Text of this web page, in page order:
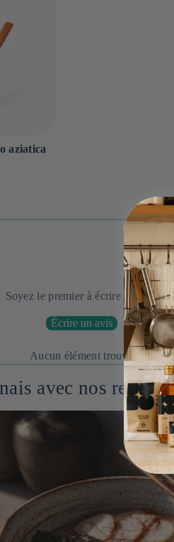
aziatica
Soyez le premier à écrire un avis
Écrire un avis
Aucun élément trouvé
avec nos recettes